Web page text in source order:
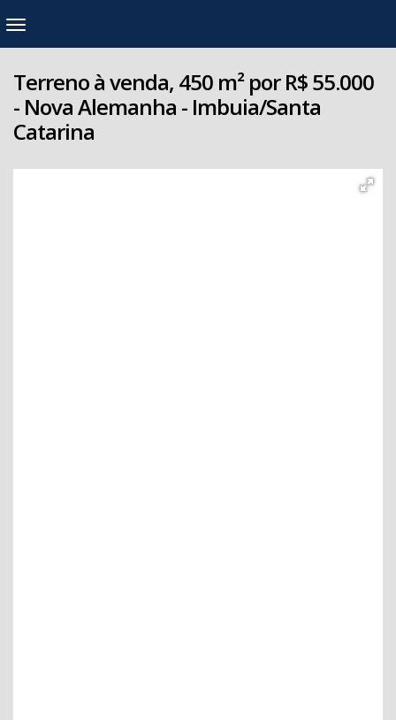
Terreno à venda, 450 m² por R$ 55.000
- Nova Alemanha - Imbuia/Santa
Catarina